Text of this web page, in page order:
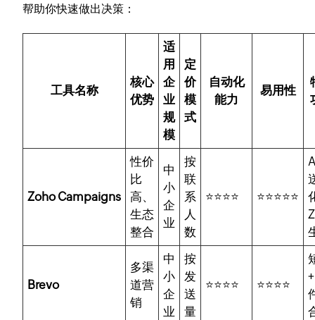
帮助你快速做出决策：
工具名称
核心
优势
适
用
企
业
规
模
定
价
模
式
自动化
能力
易用性
Zoho Campaigns
性价
比
高、
生态
整合
中
小
企
业
按
联
系
人
数
⭐⭐⭐⭐ ⭐⭐⭐⭐⭐
Brevo
多渠
道营
销
中
小
企
业
按
发
送
量
⭐⭐⭐⭐ ⭐⭐⭐⭐